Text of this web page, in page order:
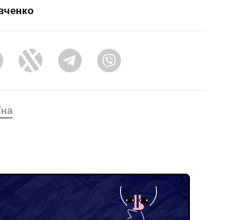
FacebookTwitter Telegram